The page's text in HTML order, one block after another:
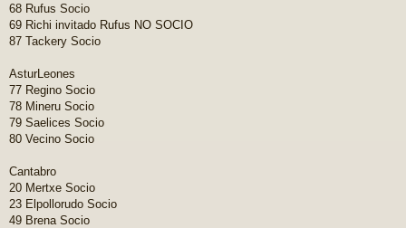
68 Rufus Socio
69 Richi invitado Rufus NO SOCIO
87 Tackery Socio
AsturLeones
77 Regino Socio
78 Mineru Socio
79 Saelices Socio
80 Vecino Socio
Cantabro
20 Mertxe Socio
23 Elpollorudo Socio
49 Brena Socio